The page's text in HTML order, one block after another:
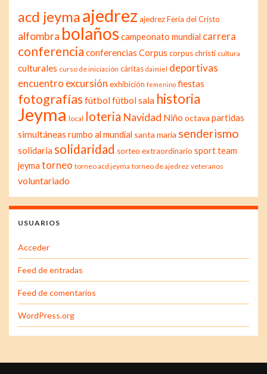
acd jeymaajedrez ajedrez Feria del Cristo
alfombra bolaños campeonato mundial carrera
conferencia conferencias Corpus corpus christi cultura
culturales curso de iniciación cáritas daimiel deportivas
encuentro excursión exhibición femenino fiestas
fotografías fútbolfútbol sala historia
Jeyma local loteria Navidad Niño octava partidas
simultáneas rumbo al mundial santa maría senderismo
solidaria solidaridad sorteo extraordinario sport team
jeyma torneo torneo acd jeyma torneo de ajedrez veteranos
voluntariado
USUARIOS
Acceder
Feed de entradas
Feed de comentarios
WordPress.org